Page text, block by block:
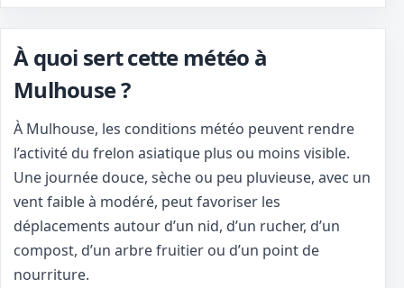
À quoi sert cette météo à
Mulhouse ?
À Mulhouse, les conditions météo peuvent rendre
l’activité du frelon asiatique plus ou moins visible.
Une journée douce, sèche ou peu pluvieuse, avec un
vent faible à modéré, peut favoriser les
déplacements autour d’un nid, d’un rucher, d’un
compost, d’un arbre fruitier ou d’un point de
nourriture.